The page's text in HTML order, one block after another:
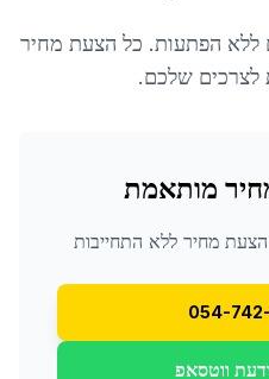
ללא הפתעות. כל הצעת מחיר
לצרכים שלכם.
מותאמת
מחיר ללא התחייבות
054-
ווטסאפ